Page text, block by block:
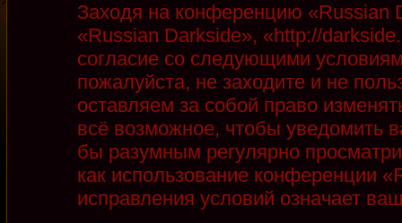
Заходя на конференцию
«Russian Darkside», «http://
согласие со следующими
пожалуйста, не заходите и не
оставляем за собой право
всё возможное, чтобы уведомить
бы разумным регулярно
как использование конференции
исправления условий означает